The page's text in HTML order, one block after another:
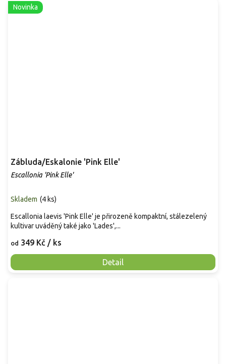
Novinka
Zábluda/Eskalonie 'Pink Elle'
Escallonia 'Pink Elle'
Skladem (4 ks)
od 349 Kč / ks
Detail
Escallonia laevis 'Pink Elle' je přirozeně kompaktní, stálezelený
kultivar uváděný také jako 'Lades',...